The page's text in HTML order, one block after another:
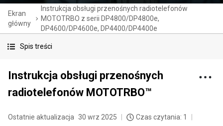
Ekran
główny
Instrukcja obsługi przenośnych radiotelefonów
MOTOTRBO z serii DP4800/DP4800e,
DP4600/DP4600e, DP4400/DP4400e
Spis treści
Instrukcja obsługi przenośnych
radiotelefonów MOTOTRBO™
Ostatnie aktualizacja 30 wrz 2025
Czas czytania: 1